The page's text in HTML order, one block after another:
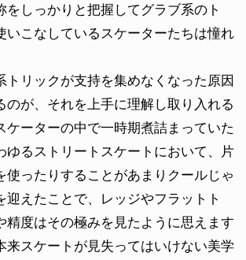
をしっかりと把握してグラブ系のト
いこなしているスケーターたちは憧れ
リックが支持を集めなくなった原因
のが、それを上手に理解し取り入れる
ケーターの中で一時期煮詰まっていた
ゆるストリートスケートにおいて、片
使ったりすることがあまりクールじゃ
迎えたことで、レッジやフラットト
精度はその極みを見たように思えます
来スケートが見失ってはいけない美学